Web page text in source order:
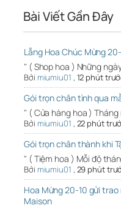
Bài Viết Gần Đây
Lẵng Hoa Chúc Mừng
" ( Shop hoa ) Những
Bởi miumiu01 , 12 phút
Gói trọn chân tình qua
" ( Cửa hàng hoa )
Bởi miumiu01 , 22 phút
Gói trọn chân thành khi
" ( Tiệm hoa ) Mỗi độ
Bởi miumiu01 , 29 phút
Hoa Mừng 20-10 gửi
Maison